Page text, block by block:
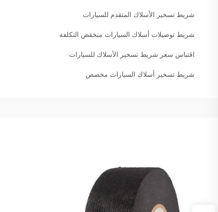
شريط تسخير الأسلاك المتقدم للسيارات
شريط توصيلات أسلاك السيارات منخفض التكلفة
اقتباس سعر شريط تسخير الأسلاك للسيارات
شريط تسخير أسلاك السيارات مخصص